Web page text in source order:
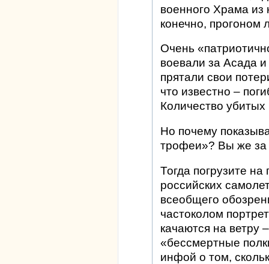
военного Храма из
конечно, прогоном
Очень
воевали за Асада
прятали свои
что известно –
Количество
Но почему
трофеи»? Вы же за
Тогда погрузите на
российских
всеобщего
частоколом
качаются на ветру
«бессмертные
инфой о том,